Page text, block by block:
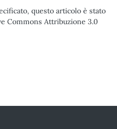
questo articolo è stato
Commons Attribuzione 3.0